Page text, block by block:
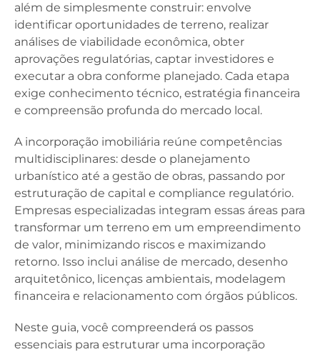
além de simplesmente construir: envolve
identificar oportunidades de terreno, realizar
análises de viabilidade econômica, obter
aprovações regulatórias, captar investidores e
executar a obra conforme planejado. Cada etapa
exige conhecimento técnico, estratégia financeira
e compreensão profunda do mercado local.
A incorporação imobiliária reúne competências
multidisciplinares: desde o planejamento
urbanístico até a gestão de obras, passando por
estruturação de capital e compliance regulatório.
Empresas especializadas integram essas áreas para
transformar um terreno em um empreendimento
de valor, minimizando riscos e maximizando
retorno. Isso inclui análise de mercado, desenho
arquitetônico, licenças ambientais, modelagem
financeira e relacionamento com órgãos públicos.
Neste guia, você compreenderá os passos
essenciais para estruturar uma incorporação